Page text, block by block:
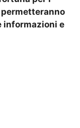
informazioni e